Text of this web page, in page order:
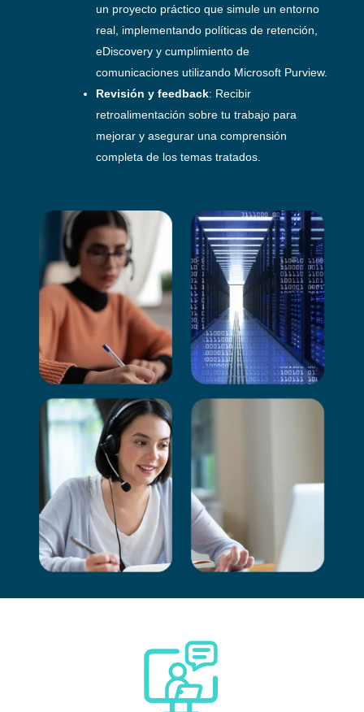
un proyecto práctico que simule un entorno
real, implementando políticas de retención,
eDiscovery y cumplimiento de
comunicaciones utilizando Microsoft Purview.
Revisión y feedback: Recibir
retroalimentación sobre tu trabajo para
mejorar y asegurar una comprensión
completa de los temas tratados.